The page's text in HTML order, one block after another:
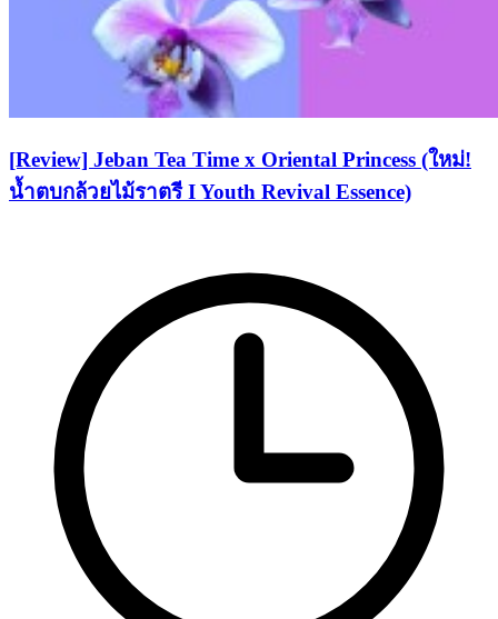
[Review] Jeban Tea Time x Oriental Princess (ใหม่!
น้ำตบกล้วยไม้ราตรี I Youth Revival Essence)